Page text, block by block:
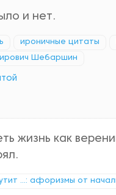
и нет.
ироничные цитаты
Шебаршин
жизнь как
...: афоризмы от